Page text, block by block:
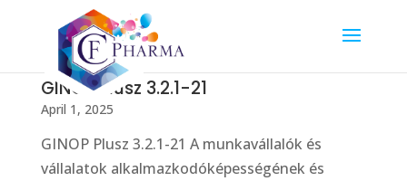
GINOP Plusz 3.2.1-21
April 1, 2025
GINOP Plusz 3.2.1-21 A munkavállalók és
vállalatok alkalmazkodóképességének és